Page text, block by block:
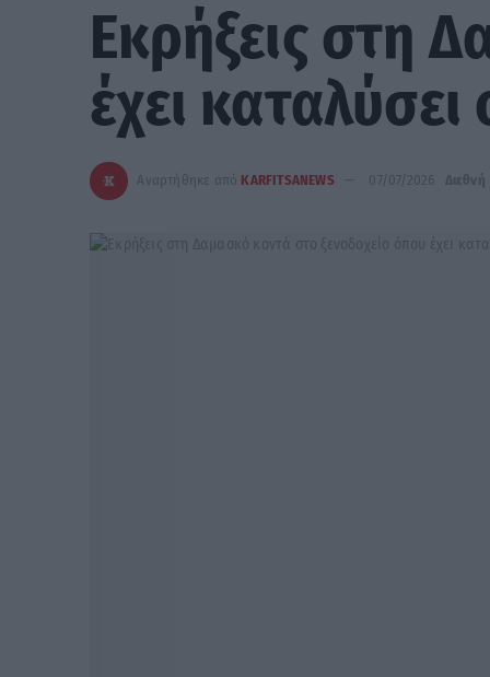
Εκρήξεις στη
έχει
Αναρτήθηκε από KARFITSANEWS 07/07/2026 Διεθνή